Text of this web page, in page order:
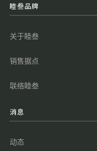
睦叁品牌
关于睦叁
销售据点
联络睦叁
消息
动态